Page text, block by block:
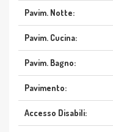
Pavim. Notte:
Pavim. Cucina:
Pavim. Bagno:
Pavimento:
Accesso Disabili: